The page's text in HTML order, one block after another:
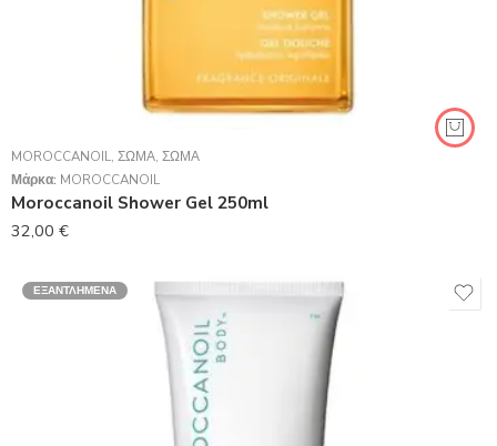
MOROCCANOIL, ΣΏΜΑ, ΣΏΜΑ
Μάρκα: MOROCCANOIL
Moroccanoil Shower Gel 250ml
32,00 €
ΕΞΑΝΤΛΗΜΈΝΑ